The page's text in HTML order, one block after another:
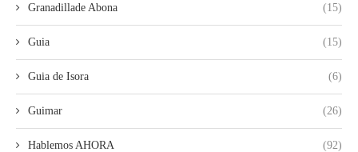
Granadillade Abona (15)
Guia (15)
Guia de Isora (6)
Guimar (26)
Hablemos AHORA (92)